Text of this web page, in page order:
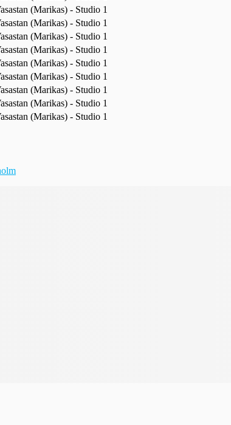
(Marikas) - Studio 1
(Marikas) - Studio 1
(Marikas) - Studio 1
(Marikas) - Studio 1
(Marikas) - Studio 1
(Marikas) - Studio 1
(Marikas) - Studio 1
(Marikas) - Studio 1
(Marikas) - Studio 1